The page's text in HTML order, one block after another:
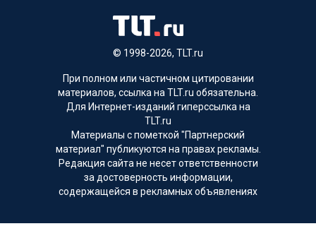
© 1998-2026, TLT.ru
При полном или частичном цитировании
материалов, ссылка на TLT.ru обязательна.
Для Интернет-изданий гиперссылка на
TLT.ru
Материалы с пометкой "Партнерский
материал" публикуются на правах рекламы.
Редакция сайта не несет ответственности
за достоверность информации,
содержащейся в рекламных объявлениях